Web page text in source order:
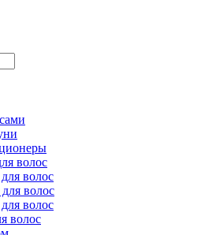
волос
волос
волос
волос
волос